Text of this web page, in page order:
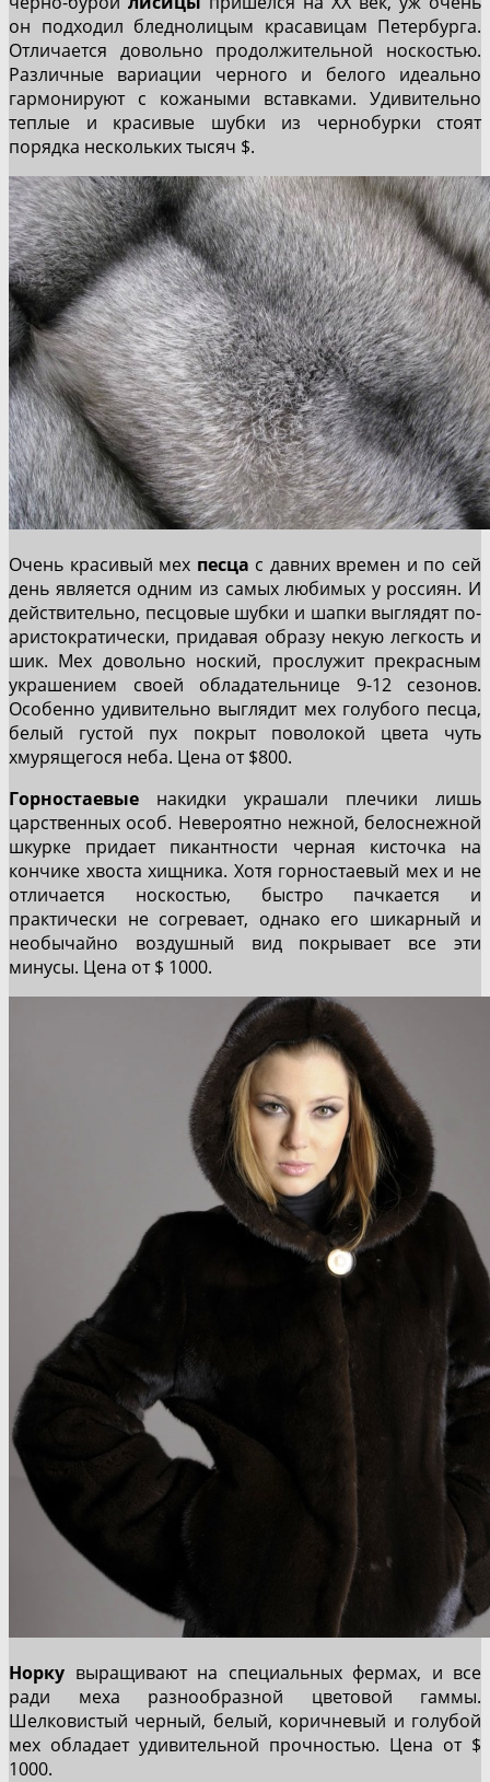
он подходил бледнолицым красавицам Петербурга.
Отличается довольно продолжительной носкостью.
Различные вариации черного и белого идеально
гармонируют с кожаными вставками. Удивительно
теплые и красивые шубки из чернобурки стоят
порядка нескольких тысяч $.
Очень красивый мех песца с давних времен и по сей
день является одним из самых любимых у россиян. И
действительно, песцовые шубки и шапки выглядят по-
аристократически, придавая образу некую легкость и
шик. Мех довольно ноский, прослужит прекрасным
украшением своей обладательнице 9-12 сезонов.
Особенно удивительно выглядит мех голубого песца,
белый густой пух покрыт поволокой цвета чуть
хмурящегося неба. Цена от $800.
Горностаевые накидки украшали плечики лишь
царственных особ. Невероятно нежной, белоснежной
шкурке придает пикантности черная кисточка на
кончике хвоста хищника. Хотя горностаевый мех и не
отличается носкостью, быстро пачкается и
практически не согревает, однако его шикарный и
необычайно воздушный вид покрывает все эти
минусы. Цена от $ 1000.
Норку выращивают на специальных фермах, и все
ради меха разнообразной цветовой гаммы.
Шелковистый черный, белый, коричневый и голубой
мех обладает удивительной прочностью. Цена от $
1000.